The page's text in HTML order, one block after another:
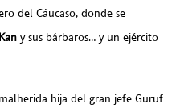
del Cáucaso, donde se
y sus bárbaros… y un ejército
hija del gran jefe Guruf